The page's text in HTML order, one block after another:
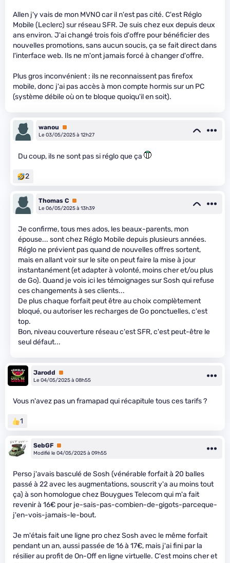
Allen j'y vais de mon MVNO car il n'est pas cité. C'est Réglo
Mobile (Leclerc) sur réseau SFR. Je suis chez eux depuis deux
ans environ. J'ai changé trois fois d'offre pour bénéficier des
nouvelles promotions, sans aucun soucis, ça se fait direct dans
l'interface web. Ils ne m'ont jamais forcé à changer d'offre.
Plus gros inconvénient : ils ne reconnaissent pas firefox
mobile, donc j'ai pas accès à mon compte hormis sur un PC
(système débile où on te bloque quoiqu'il en soit).
wanou
Premium
Le 03/05/2025 à 12h27
Du coup, ils ne sont pas si réglo que ça
2
Thomas C Premium
Le 06/05/2025 à 13h39
Je confirme, tous mes ados, les beaux-parents, mon
épouse... sont chez Réglo Mobile depuis plusieurs années.
Réglo ne prévient pas quand de nouvelles offres sortent,
mais en allant voir sur le site on peut faire la mise à jour
instantanément (et adapter à volonté, moins cher et/ou plus
de Go). Quand je vois ici les témoignages sur Sosh qui refuse
ces changements à ses clients...
De plus chaque forfait peut être au choix complètement
bloqué, ou autoriser les recharges de Go ponctuelles, c'est
top.
Bon, niveau couverture réseau c'est SFR, c'est peut-être le
seul défaut...
Jarodd
Premium
Le 04/05/2025 à 08h55
Vous n'avez pas un framapad qui récapitule tous ces tarifs ?
1
SebGF Premium
Modifié le 04/05/2025 à 09h55
Perso j'avais basculé de Sosh (vénérable forfait à 20 balles
passé à 22 avec les augmentations, souscrit y'a au moins tout
ça) à son homologue chez Bouygues Telecom qui m'a fait
revenir à 16€ pour je-sais-pas-combien-de-gigots-parceque-
j'en-vois-jamais-le-bout.
Je m'étais fait une ligne pro chez Sosh avec le même forfait
pendant un an, aussi passée de 16 à 17€, mais j'ai fini par la
résilier au profit de On-Off en ligne virtuelle. C'est moins cher et